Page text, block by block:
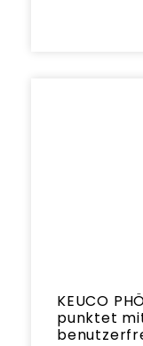
KEUCO
punktet